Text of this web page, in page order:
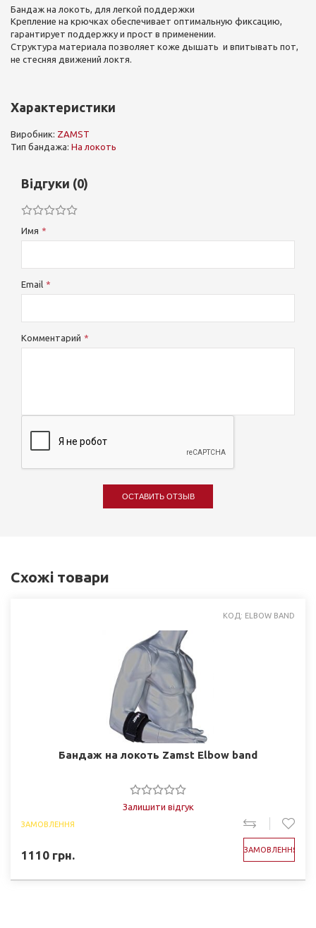
Бандаж на локоть, для легкой поддержки
Крепление на крючках обеспечивает оптимальную фиксацию,
гарантирует поддержку и прост в применении.
Структура материала позволяет коже дышать и впитывать пот,
не стесняя движений локтя.
Характеристики
Виробник: ZAMST
Тип бандажа: На локоть
Відгуки (0)
Имя
Email
Комментарий
ОСТАВИТЬ ОТЗЫВ
Схожі товари
КОД: ELBOW BAND
Бандаж на локоть Zamst Elbow band
Залишити відгук
ЗАМОВЛЕННЯ
1110 грн. ЗАМОВЛЕННЯ